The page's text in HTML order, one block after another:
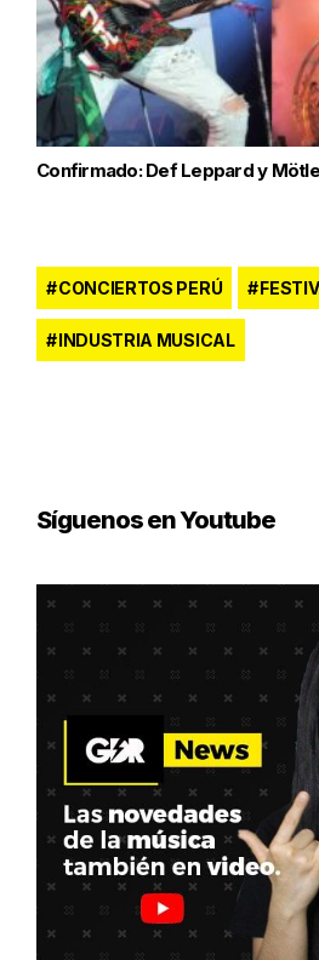
Confirmado: Def Leppard y
CONCIERTOS PERÚ
INDUSTRIA MUSICAL
Síguenos en Youtube